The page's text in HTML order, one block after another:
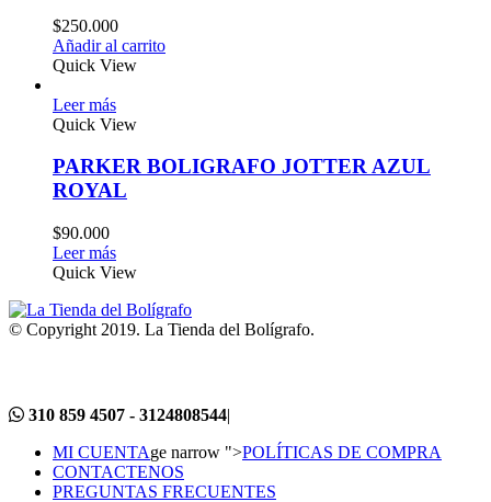
$250.000
Añadir al carrito
Quick View
Leer más
Quick View
PARKER BOLIGRAFO JOTTER AZUL
ROYAL
$90.000
Leer más
Quick View
© Copyright 2019. La Tienda del Bolígrafo.
310 859 4507 - 3124808544|
MI CUENTAge narrow ">POLÍTICAS DE COMPRA
CONTACTENOS
PREGUNTAS FRECUENTES